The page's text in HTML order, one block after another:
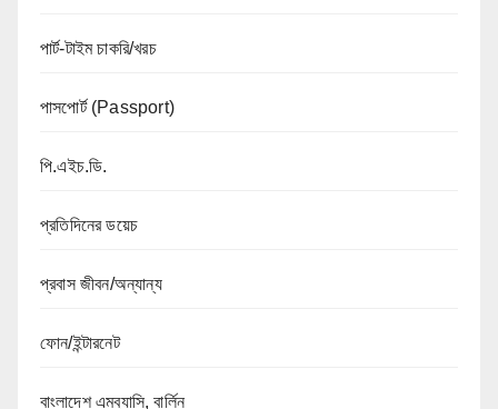
পার্ট-টাইম চাকরি/খরচ
পাসপোর্ট (Passport)
পি.এইচ.ডি.
প্রতিদিনের ডয়েচ
প্রবাস জীবন/অন্যান্য
ফোন/ইন্টারনেট
বাংলাদেশ এমব্যাসি, বার্লিন